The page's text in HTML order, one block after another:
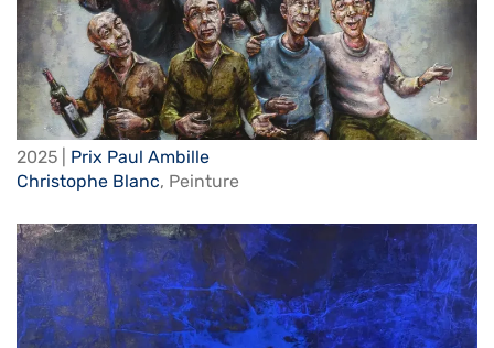
2025 | Prix Paul Ambille
Christophe Blanc, Peinture